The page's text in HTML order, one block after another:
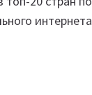
интернета